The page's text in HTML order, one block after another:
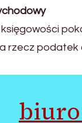
rzecz